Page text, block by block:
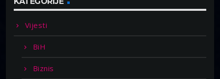
Vijesti
BiH
Biznis